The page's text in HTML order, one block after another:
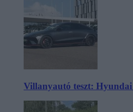
Villanyautó teszt: